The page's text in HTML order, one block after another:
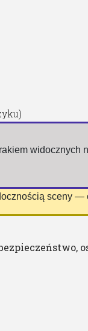
widocznych
sceny —